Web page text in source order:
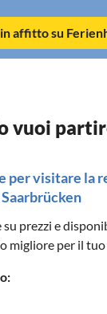
affitto su
vuoi
per visitare la
prezzi e
migliore per il